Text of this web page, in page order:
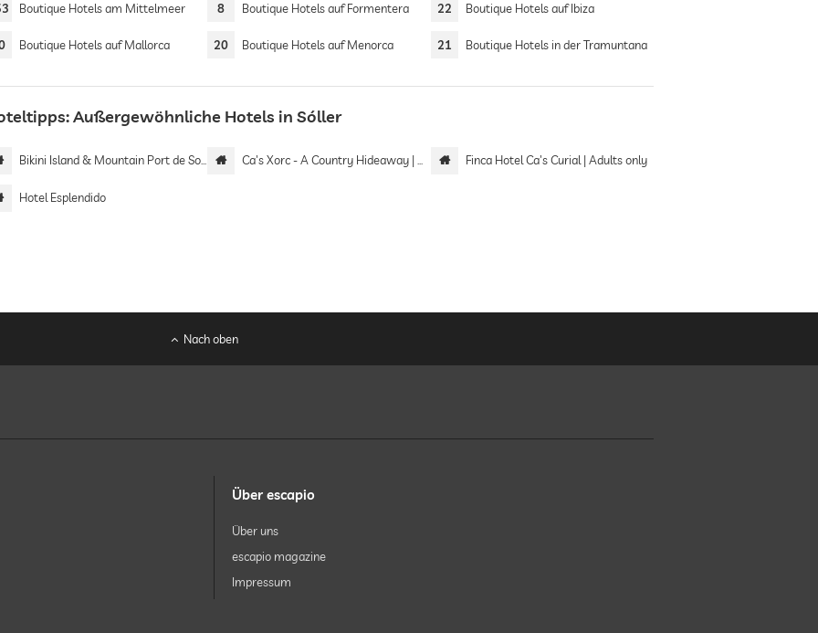
Boutique Hotels am Mittelmeer 8 Boutique Hotels auf Formentera 22 Boutique Hotels auf Ibiza
Boutique Hotels auf Mallorca 20 Boutique Hotels auf Menorca 21 Boutique Hotels in der Tramuntana
Außergewöhnliche Hotels in Sóller
Bikini Island & Mountain Port de Soller | Adults only Ca's Xorc - A Country Hideaway | Adults only Finca Hotel Ca's Curial | Adults only
Hotel Esplendido
Nach oben
Über escapio
Über uns
escapio magazine
Impressum